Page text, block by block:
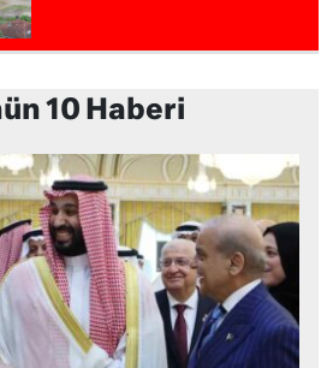
10 Haberi